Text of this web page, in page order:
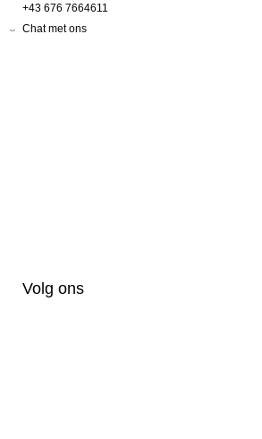
+43 676 7664611
Chat met ons
Volg ons